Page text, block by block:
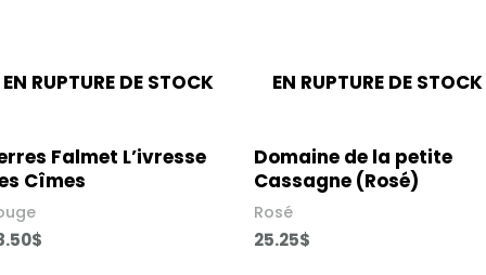
EN RUPTURE DE STOCK
Falmet L’ivresse
Cîmes​
$
EN RUPTURE DE STOCK
Domaine de la petite
Cassagne (Rosé)​
Rosé
25.25$